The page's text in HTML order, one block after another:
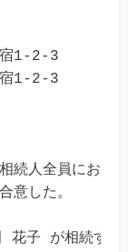
1-2-3
1-2-3
続人全員におい
意した。
花子 が相続する